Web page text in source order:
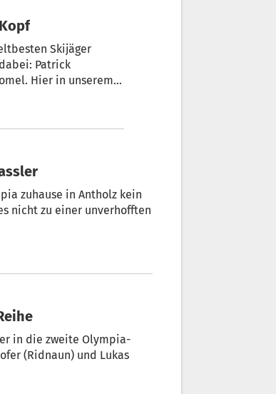
Skijäger
Patrick
Hier in unserem
zuhause in Antholz kein
nicht zu einer unverhofften
in die zweite Olympia-
(Ridnaun) und Lukas